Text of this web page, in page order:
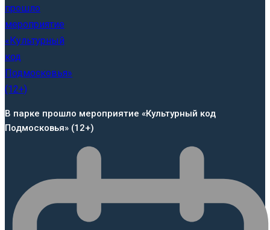
В парке прошло мероприятие «Культурный код
Подмосковья» (12+)